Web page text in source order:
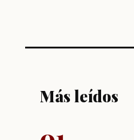
Más leídos